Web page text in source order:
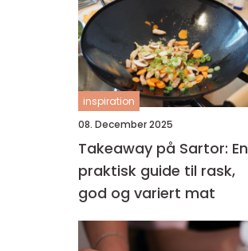
inspiration
08. December 2025
Takeaway på Sartor: En
praktisk guide til rask,
god og variert mat